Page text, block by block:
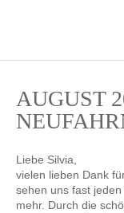
AUGUST
Liebe Silvia,
vielen lieben Dank
sehen uns fast
mehr. Durch die